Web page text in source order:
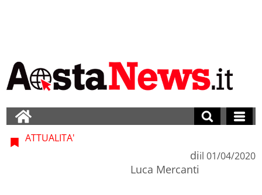
ATTUALITA'
di
Luca Mercanti
il 01/04/2020